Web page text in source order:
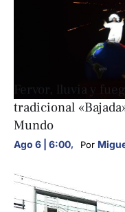
Fervor, lluvia y
tradicional
Mundo
Ago 6 | 6:00, Por